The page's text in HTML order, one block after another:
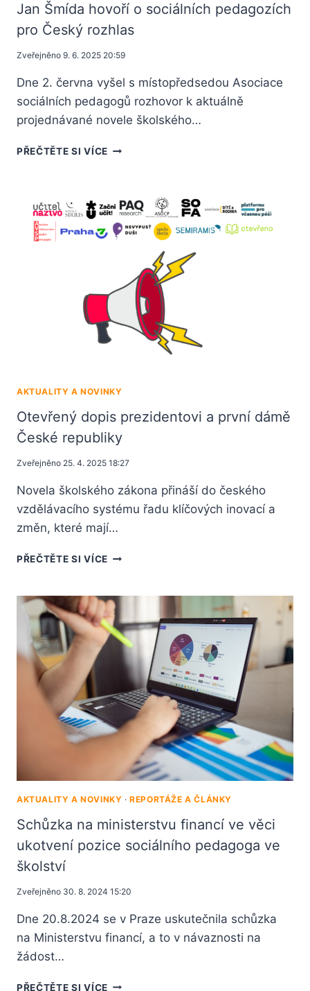
Jan Šmída hovoří o sociálních pedagozích
pro Český rozhlas
Zveřejněno 9. 6. 2025 20:59
Dne 2. června vyšel s místopředsedou Asociace
sociálních pedagogů rozhovor k aktuálně
projednávané novele školského…
PŘEČTĚTE SI VÍCE
AKTUALITY A NOVINKY
Otevřený dopis prezidentovi a první dámě
České republiky
Zveřejněno 25. 4. 2025 18:27
Novela školského zákona přináší do českého
vzdělávacího systému řadu klíčových inovací a
změn, které mají…
PŘEČTĚTE SI VÍCE
AKTUALITY A NOVINKY ·REPORTÁŽE A ČLÁNKY
Schůzka na ministerstvu financí ve věci
ukotvení pozice sociálního pedagoga ve
školství
Zveřejněno 30. 8. 2024 15:20
Dne 20.8.2024 se v Praze uskutečnila schůzka
na Ministerstvu financí, a to v návaznosti na
žádost…
PŘEČTĚTE SI VÍCE